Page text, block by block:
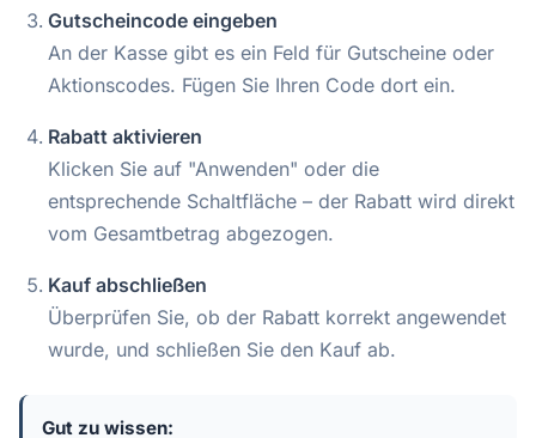
Gutscheincode eingeben
An der Kasse gibt es ein Feld für Gutscheine oder
Aktionscodes. Fügen Sie Ihren Code dort ein.
Rabatt aktivieren
Klicken Sie auf "Anwenden" oder die
entsprechende Schaltfläche – der Rabatt wird direkt
vom Gesamtbetrag abgezogen.
Kauf abschließen
Überprüfen Sie, ob der Rabatt korrekt angewendet
wurde, und schließen Sie den Kauf ab.
Gut zu wissen: